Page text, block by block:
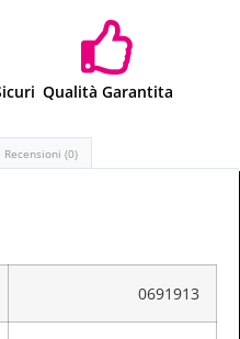
Qualità Garantita
Recensioni (0)
0691913